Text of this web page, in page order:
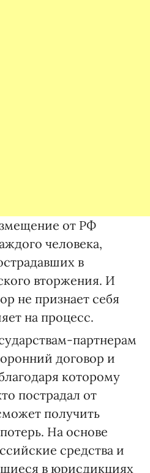
от РФ
человека,
в
вторжения. И
не признает себя
на процесс.
партнерам
договор и
которому
пострадал от
получить
На основе
средства и
в юрисдикциях